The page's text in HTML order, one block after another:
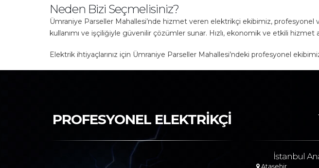
Neden Bizi Seçmelisiniz?
Ümraniye Parseller Mahallesi’nde hizmet veren elektrikçi ekibimiz,
kullanımı ve işçiliğiyle güvenilir çözümler sunar. Hızlı, ekonomik ve etkili hizmet
Elektrik ihtiyaçlarınız için Ümraniye Parseller Mahallesi’ndeki profesyonel
PROFESYONEL ELEKTRİKÇİ
İstanbul
Ataşehir